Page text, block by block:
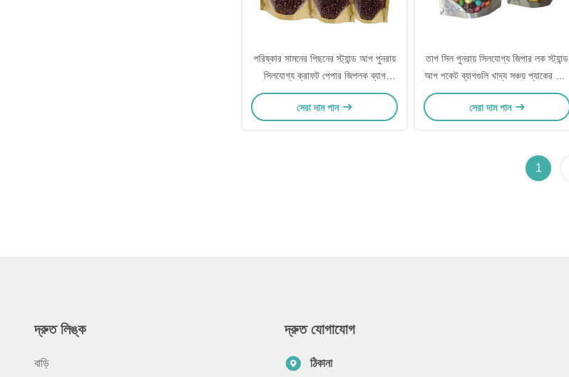
পরিষ্কার সামনের পিছনের স্ট্যান্ড আপ পুনরায়
সিলযোগ্য ক্রাফট পেপার জিপলক ব্যাগ
খাদ্যের জন্য শুকনো বাদাম চা পাতা প্যাকেজিং
সঞ্চয়স্থান
সেরা দাম পান
তাপ সিল পুনরায় সিলযোগ্য জিপার লক স্ট্যান্ড
আপ পকেট ব্যাগগুলি খাদ্য সঞ্চয় প্যাকের জন্য
গ্যাসেট নীচে পরিষ্কার সামনের অংশ সহ
হোলোগ্রাফিক
সেরা দাম পান
1
দ্রুত লিঙ্ক
বাড়ি
দ্রুত যোগাযোগ
ঠিকানা